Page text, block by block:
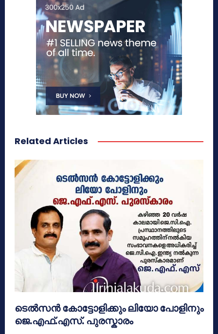
Related Articles
ടെൽസൻ കോട്ടോളിക്കും ലിയോ പോളിനും
ജെ.എഫ്.എസ്. പുരസ്കാരം